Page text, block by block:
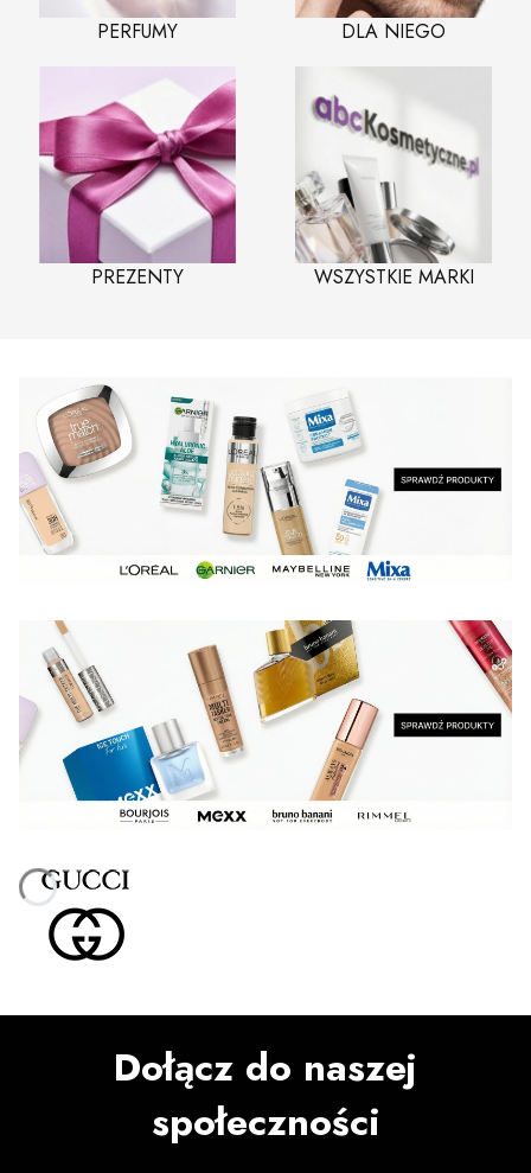
PERFUMY DLA NIEGO
PREZENTY WSZYSTKIE MARKI
Dołącz do naszej
społeczności